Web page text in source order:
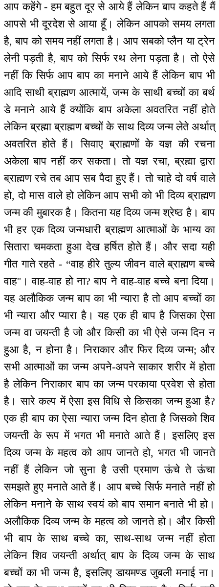
आप कहेंगे - हम बहुत दूर से आये हैं लेकिन बाप कहते हैं मैं
आपसे भी दूरदेश से आया हूँ। लेकिन आपको समय लगता
है, बाप को समय नहीं लगता है। आप सबको प्लैन या ट्रेन
लेनी पड़ती है, बाप को सिर्फ रथ लेना पड़ता है। तो ऐसे
नहीं कि सिर्फ आप बाप का मनाने आये हैं लेकिन बाप भी
आदि साथी ब्राह्मण आत्मायें, जन्म के साथी बच्चों का बर्थ
डे मनाने आये हैं क्योंकि बाप अकेला अवतरित नहीं होते
लेकिन ब्रह्मा ब्राह्मण बच्चों के साथ दिव्य जन्म लेते अर्थात्
अवतरित होते हैं। सिवाए ब्राह्मणों के यज्ञ की रचना
अकेला बाप नहीं कर सकता। तो यज्ञ रचा, ब्रह्मा द्वारा
ब्राह्मण रचे तब आप सब पैदा हुए हैं। तो चाहे दो वर्ष वाले
हो, दो मास वाले हो लेकिन आप सभी को भी दिव्य ब्राह्मण
जन्म की मुबारक है। कितना यह दिव्य जन्म श्रेष्ठ है। बाप
भी हर एक दिव्य जन्मधारी ब्राह्मण आत्माओं के भाग्य का
सितारा चमकता हुआ देख हर्षित होते हैं। और सदा यही
गीत गाते रहते - “वाह हीरे तुल्य जीवन वाले ब्राह्मण बच्चे
वाह''। वाह-वाह हो ना? बाप ने वाह-वाह बच्चे बना दिया।
यह अलौकिक जन्म बाप का भी न्यारा है तो आप बच्चों का
भी न्यारा और प्यारा है। यह एक ही बाप है जिसका ऐसा
जन्म वा जयन्ती है जो और किसी का भी ऐसे जन्म दिन न
हुआ है, न होना है। निराकार और फिर दिव्य जन्म; और
सभी आत्माओं का जन्म अपने-अपने साकार शरीर में होता
है लेकिन निराकार बाप का जन्म परकाया प्रवेश से होता
है। सारे कल्प में ऐसा इस विधि से किसका जन्म हुआ है?
एक ही बाप का ऐसा न्यारा जन्म दिन होता है जिसको शिव
जयन्ती के रूप में भगत भी मनाते आते हैं। इसलिए इस
दिव्य जन्म के महत्व को आप जानते हो, भगत भी जानते
नहीं हैं लेकिन जो सुना है उसी प्रमाण ऊंचे ते ऊंचा
समझते हुए मनाते आते हैं। आप बच्चे सिर्फ मनाते नहीं हो
लेकिन मनाने के साथ स्वयं को बाप समान बनाते भी हो।
अलौकिक दिव्य जन्म के महत्व को जानते हो। और किसी
भी बाप के साथ बच्चे का, साथ-साथ जन्म नहीं होता
लेकिन शिव जयन्ती अर्थात् बाप के दिव्य जन्म के साथ
बच्चों का भी जन्म है, इसलिए डायमण्ड जुबली मनाई ना।